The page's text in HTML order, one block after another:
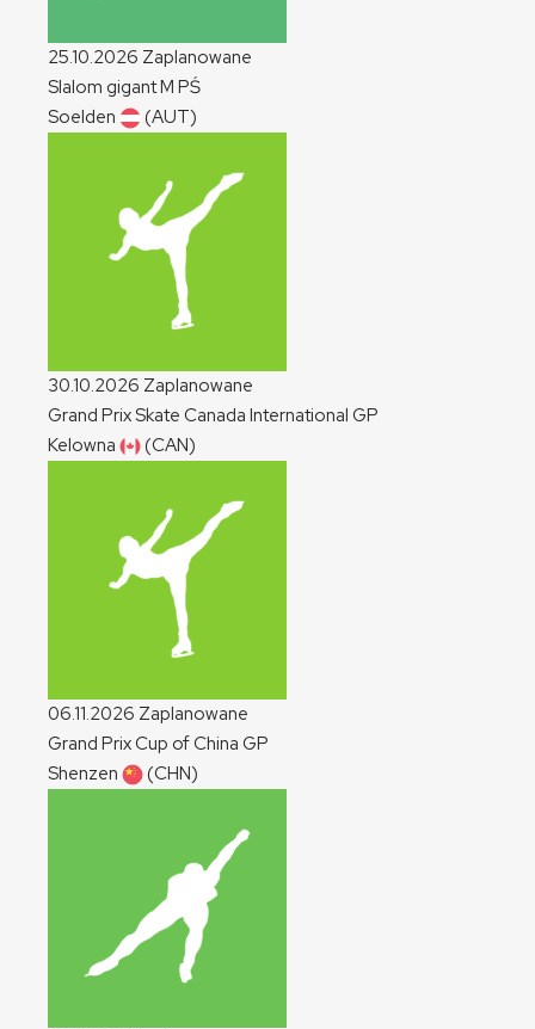
25.10.2026 Zaplanowane
Slalom gigantM PŚ
Soelden
(AUT)
30.10.2026 Zaplanowane
Grand Prix Skate Canada International GP
Kelowna
(CAN)
06.11.2026 Zaplanowane
Grand Prix Cup of China GP
Shenzen
(CHN)